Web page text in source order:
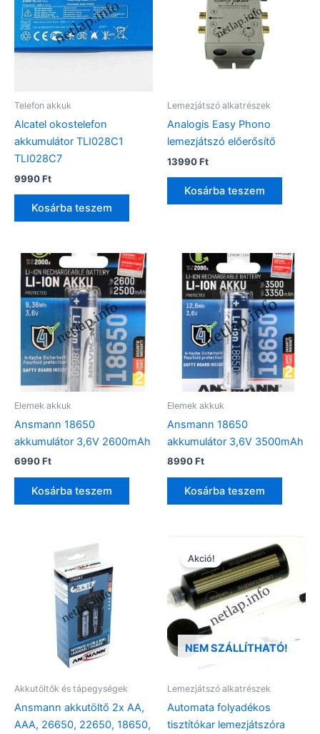
Telefon akkuk
Alcatel okostelefon
akkumulátor TLI028C1
TLI028C7
9990Ft
Kosárba teszem
Lemezjátszó alkatrészek
Analogis Easy Phono
lemezjátszó előerősítő
13990Ft
Kosárba teszem
Elemek akkuk
Ansmann 18650
akkumulátor 3,6V 2600mAh
6990Ft
Kosárba teszem
Elemek akkuk
Ansmann 18650
akkumulátor 3,6V 3500mAh
8990Ft
Kosárba teszem
Akkutöltők és tápegységek
Ansmann akkutöltő 2x AA,
AAA, 26650, 22650, 18650,
NEM SZÁLLÍTHATÓ!
Akció!
Lemezjátszó alkatrészek
Automata folyadékos
tisztítókar lemezjátszóra